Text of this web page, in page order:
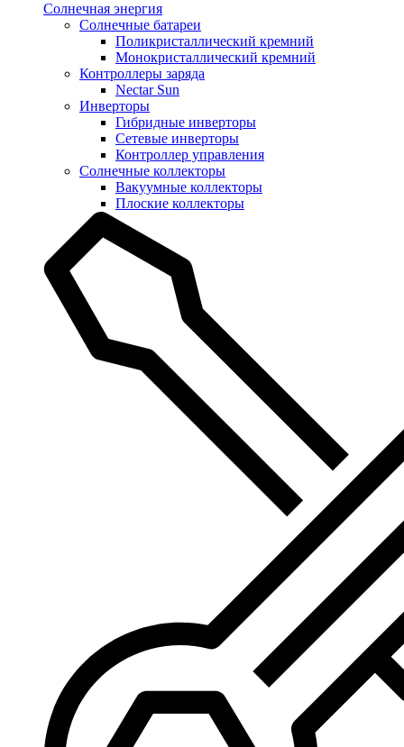
Солнечная энергия
Солнечные батареи
Поликристаллический кремний
Монокристаллический кремний
Контроллеры заряда
Nectar Sun
Инверторы
Гибридные инверторы
Сетевые инверторы
Контроллер управления
Солнечные коллекторы
Вакуумные коллекторы
Плоские коллекторы